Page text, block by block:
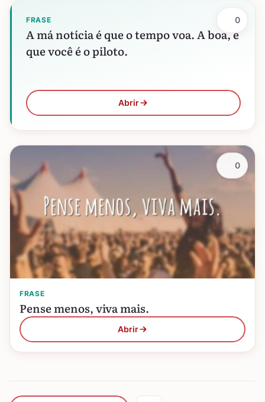
FRASE
A má notícia é que o tempo voa. A boa, é
que você é o piloto.
Abrir
0
FRASE
Pense menos, viva mais.
Abrir
0